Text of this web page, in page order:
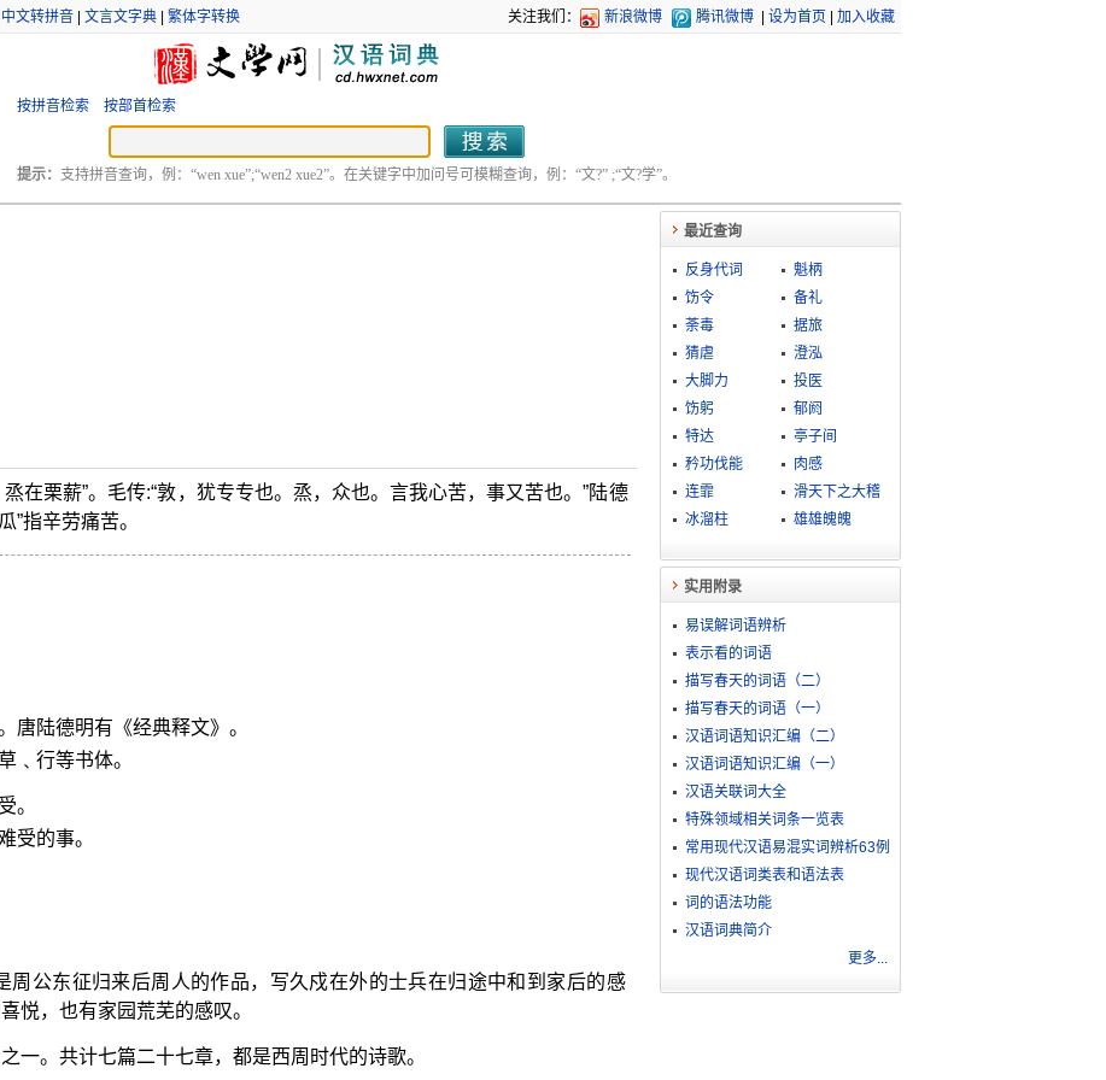
中文转拼音| 文言文字典| 繁体字转换 关注我们： 新浪微博 腾讯微博 设为首页 加入收藏
按拼音检索 按部首检索
提示： 支持拼音查询，例：“wen xue”;“wen2 xue2”。在关键字中加问号可模糊查询，例：“文?” ;“文?学”。
烝在栗薪”。毛传:“敦，犹专专也。烝，众也。言我心苦，事又苦也。”陆德
”指辛劳痛苦。
唐陆德明有《经典释文》。
﹑行等书体。
。
受的事。
周公东征归来后周人的作品，写久戍在外的士兵在归途中和到家后的感
悦，也有家园荒芜的感叹。
一。共计七篇二十七章，都是西周时代的诗歌。
最近查询
反身代词
魁柄
饬令
备礼
荼毒
据旅
猜虐
澄泓
大脚力
投医
饬躬
郁阏
特达
亭子间
矜功伐能
肉感
连霏
滑天下之大稽
冰溜柱
雄雄魄魄
实用附录
易误解词语辨析
表示看的词语
描写春天的词语（二）
描写春天的词语（一）
汉语词语知识汇编（二）
汉语词语知识汇编（一）
汉语关联词大全
特殊领域相关词条一览表
常用现代汉语易混实词辨析63例
现代汉语词类表和语法表
词的语法功能
汉语词典简介
更多...